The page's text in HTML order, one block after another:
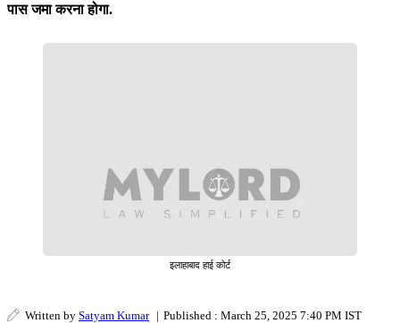
पास जमा करना होगा.
इलाहाबाद हाई कोर्ट
Written by Satyam Kumar | Published : March 25, 2025 7:40 PM IST